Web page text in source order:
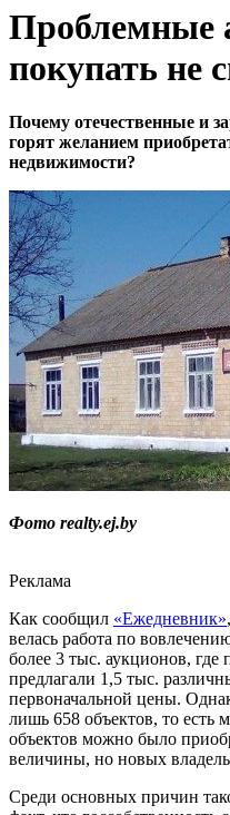
Проблемные
покупать не
Почему отечественные и
горят желанием
недвижимости?
Фото realty.ej.by
Реклама
Как сообщил «Ежедневник»
велась работа по
более 3 тыс. аукционов,
предлагали 1,5 тыс.
первоначальной цены.
лишь 658 объектов, то
объектов можно было
величины, но новых
Среди основных причин